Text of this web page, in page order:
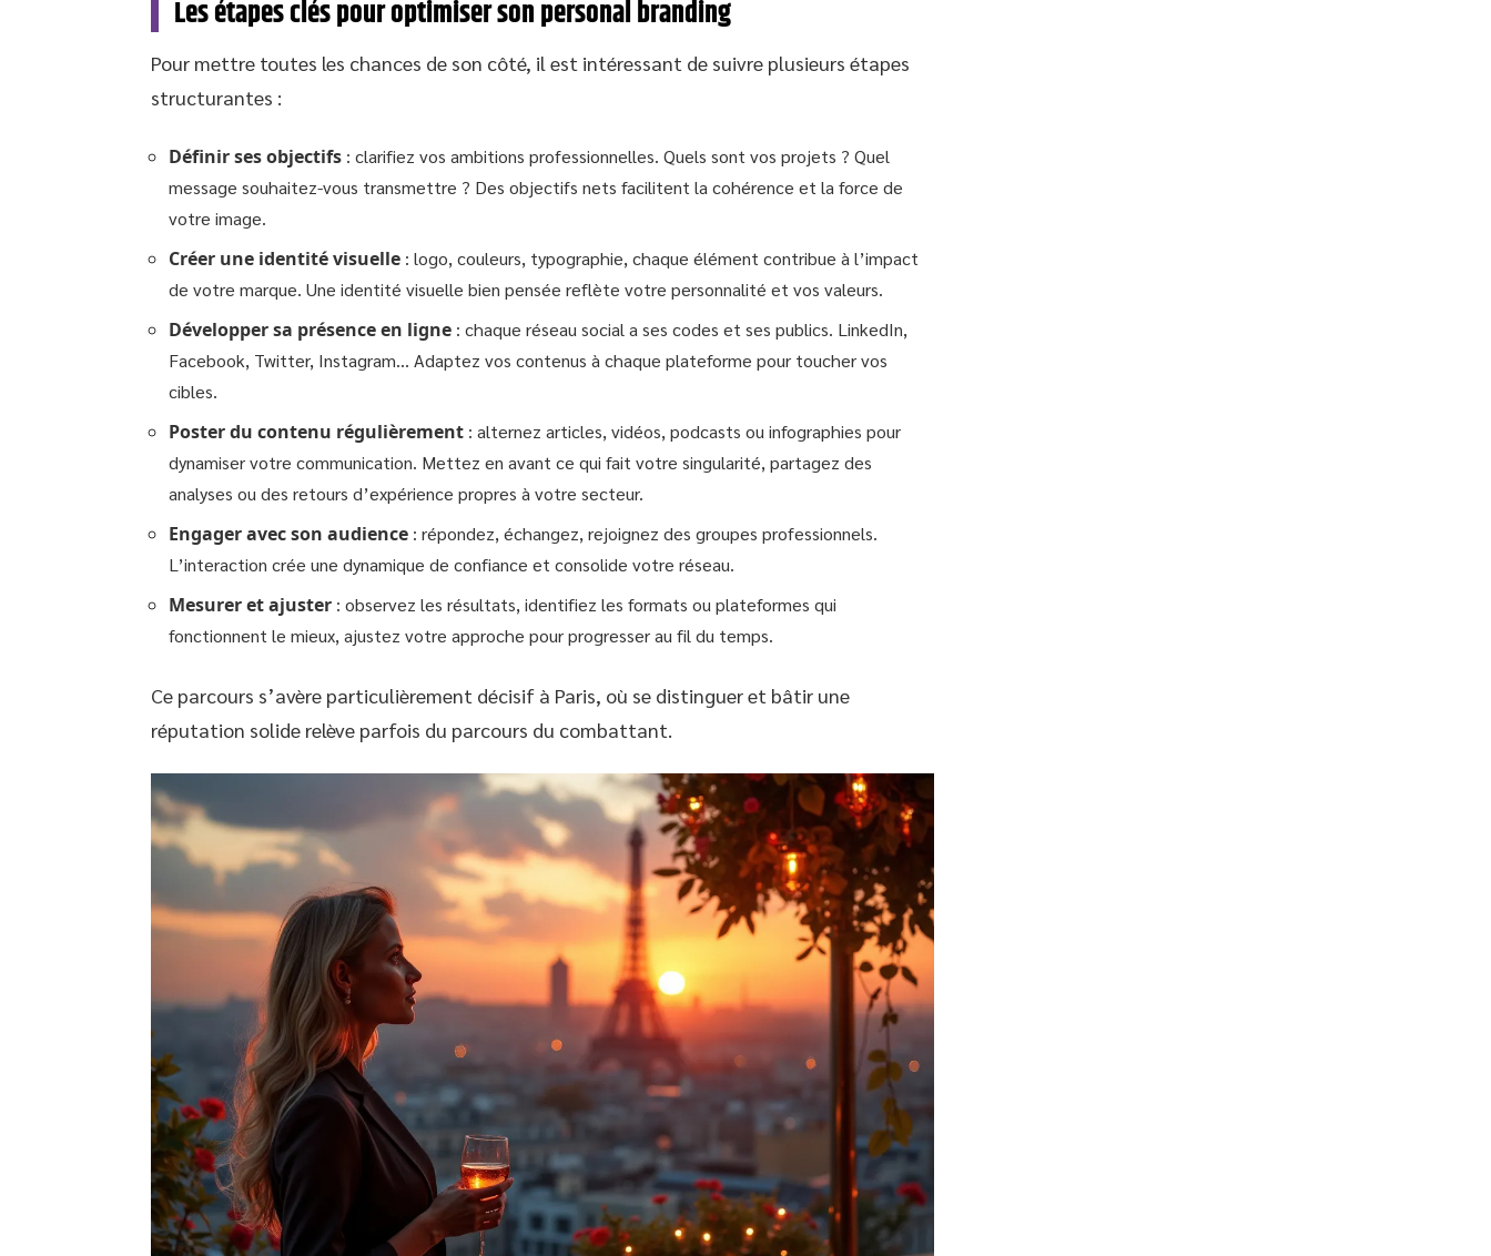
Les étapes clés pour optimiser son personal branding
Pour mettre toutes les chances de son côté, il est intéressant de suivre plusieurs étapes
structurantes :
Définir ses objectifs : clarifiez vos ambitions professionnelles. Quels sont vos projets ? Quel
message souhaitez-vous transmettre ? Des objectifs nets facilitent la cohérence et la force de
votre image.
Créer une identité visuelle : logo, couleurs, typographie, chaque élément contribue à l’impact
de votre marque. Une identité visuelle bien pensée reflète votre personnalité et vos valeurs.
Développer sa présence en ligne : chaque réseau social a ses codes et ses publics. LinkedIn,
Facebook, Twitter, Instagram… Adaptez vos contenus à chaque plateforme pour toucher vos
cibles.
Poster du contenu régulièrement : alternez articles, vidéos, podcasts ou infographies pour
dynamiser votre communication. Mettez en avant ce qui fait votre singularité, partagez des
analyses ou des retours d’expérience propres à votre secteur.
Engager avec son audience : répondez, échangez, rejoignez des groupes professionnels.
L’interaction crée une dynamique de confiance et consolide votre réseau.
Mesurer et ajuster : observez les résultats, identifiez les formats ou plateformes qui
fonctionnent le mieux, ajustez votre approche pour progresser au fil du temps.
Ce parcours s’avère particulièrement décisif à Paris, où se distinguer et bâtir une
réputation solide relève parfois du parcours du combattant.